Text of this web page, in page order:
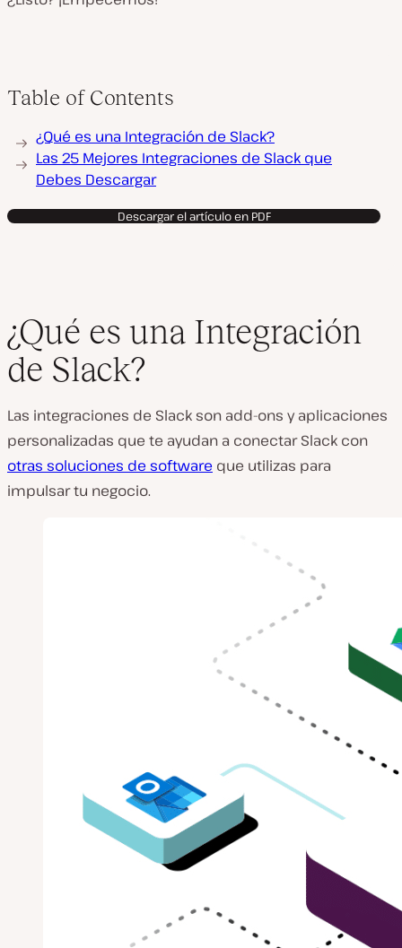
Table of Contents
¿Qué es una Integración de Slack?
Las 25 Mejores Integraciones de Slack que
Debes Descargar
Descargar el artículo en PDF
¿Qué es una Integración
de Slack?
Las integraciones de Slack son add-ons y aplicaciones
personalizadas que te ayudan a conectar Slack con
otras soluciones de software que utilizas para
impulsar tu negocio.